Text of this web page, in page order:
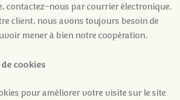
contactez-nous par courrier électronique.
client, nous avons toujours besoin de
mener à bien notre coopération.
cookies
pour améliorer votre visite sur le site